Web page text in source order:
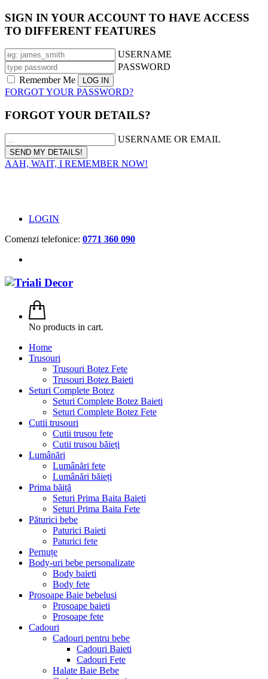
SIGN IN YOUR ACCOUNT TO HAVE ACCESS
TO DIFFERENT FEATURES
USERNAME
PASSWORD
Remember Me
FORGOT YOUR PASSWORD?
FORGOT YOUR DETAILS?
USERNAME OR EMAIL
AAH, WAIT, I REMEMBER NOW!
LOGIN
Comenzi telefonice: 0771 360 090
No products in cart.
Home
Trusouri
Trusouri Botez Fete
Trusouri Botez Baieti
Seturi Complete Botez
Seturi Complete Botez Baieti
Seturi Complete Botez Fete
Cutii trusouri
Cutii trusou fete
Cutii trusou băieți
Lumânări
Lumânări fete
Lumânări băieți
Prima băiță
Seturi Prima Baita Baieti
Seturi Prima Baita Fete
Păturici bebe
Paturici Baieti
Paturici fete
Pernuțe
Body-uri bebe personalizate
Body baieti
Body fete
Prosoape Baie bebelusi
Prosoape baieti
Prosoape fete
Cadouri
Cadouri pentru bebe
Cadouri Baieti
Cadouri Fete
Halate Baie Bebe